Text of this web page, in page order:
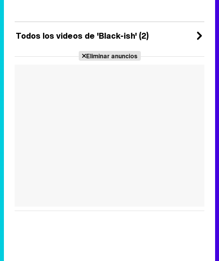
Todos los videos de 'Black-ish' (2)
Eliminar anuncios